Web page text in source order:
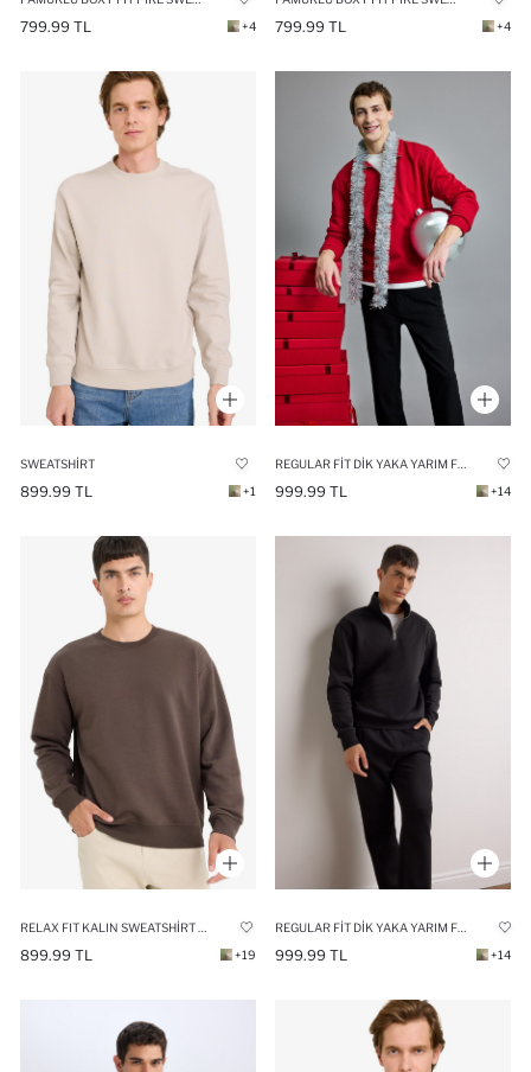
799.99 TL +4 799.99 TL +4
SWEATSHIRT
899.99 TL +1 999.99 TL +14
RELAX FIT KALIN SWEATSHIRT KUMAŞI SWEATSHIRT
899.99 TL +19
REGULAR FIT DIK YAKA YARIM FERMUARLI İÇI YUMUŞAK TÜYLÜ BASIC DÜZ SWEATSHIRT
999.99 TL +14